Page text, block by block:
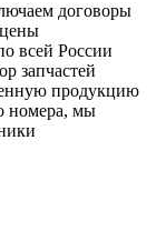
договоры
всей России
запчастей
продукцию
номера, мы